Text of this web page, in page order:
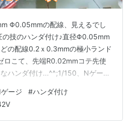
Φ0.05mmの配線、見えるでし
の技のハンダ付け♪直径Φ0.05mm
の配線0.2ｘ0.3mmの極小ランド
ロこて、先端R0.02mmコテ先使
ハンダ付け...^^;1/150、Nゲージ
— しん_2-41
ージ #ハンダ付け